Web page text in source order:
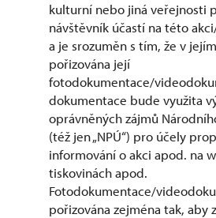
kulturní nebo jiná veřejnosti
návštěvník účastí na této
a je srozuměn s tím, že v
pořizována její
fotodokumentace/
dokumentace bude využita
oprávněných zájmů
(též jen „NPÚ“) pro účely
informování o akci apod. na
tiskovinách apod.
Fotodokumentace/
pořizována zejména tak, aby